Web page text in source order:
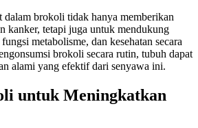
brokoli tidak hanya memberikan
kanker, tetapi juga untuk mendukung
metabolisme, dan kesehatan secara
brokoli secara rutin, tubuh dapat
alami yang efektif dari senyawa ini.
untuk Meningkatkan